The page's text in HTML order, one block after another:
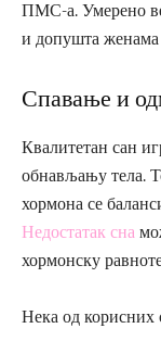
ПМС-а. Умерено
и допушта женама
Спавање и
Квалитетан сан
обнављању тела.
хормона се
Недостатак сна
хормонску
Нека од корисних